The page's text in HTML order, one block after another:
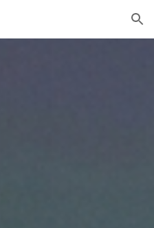
Skip to navigation